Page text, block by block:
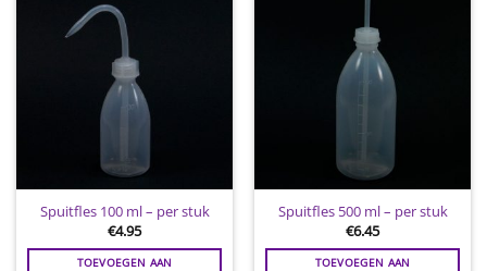
Spuitfles 100 ml – per stuk
€4.95
TOEVOEGEN AAN
Spuitfles 500 ml – per stuk
€6.45
TOEVOEGEN AAN